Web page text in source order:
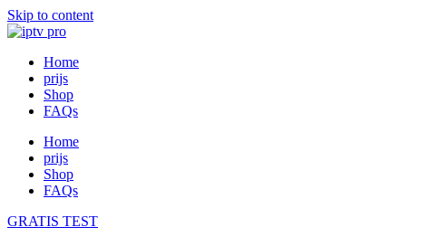
Skip to content
Home
prijs
Shop
FAQs
Home
prijs
Shop
FAQs
GRATIS TEST